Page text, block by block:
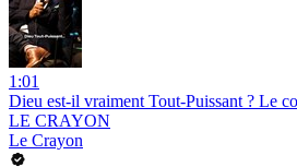
1:01
Dieu est-il vraiment Tout-Puissant ? Le
LE CRAYON
Le Crayon